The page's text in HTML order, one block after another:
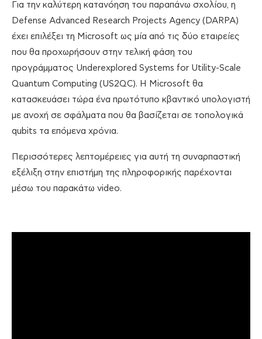
Για την καλύτερη κατανόηση του παραπάνω σχολίου, η
Defense Advanced Research Projects Agency (DARPA)
έχει επιλέξει τη Microsoft ως μία από τις δύο εταιρείες
που θα προχωρήσουν στην τελική φάση του
προγράμματος Underexplored Systems for Utility-Scale
Quantum Computing (US2QC). Η Microsoft θα
κατασκευάσει τώρα ένα πρωτότυπο κβαντικό υπολογιστή
με ανοχή σε σφάλματα που θα βασίζεται σε τοπολογικά
qubits τα επόμενα χρόνια.
Περισσότερες λεπτομέρειες για αυτή τη συναρπαστική
εξέλιξη στην επιστήμη της πληροφορικής παρέχονται
μέσω του παρακάτω video.